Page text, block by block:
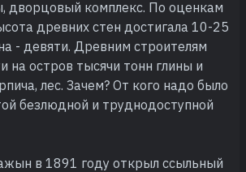
дворцовый комплекс. По оценкам
древних стен достигала 10-25
- девяти. Древним строителям
на остров тысячи тонн глины и
лес. Зачем? От кого надо было
безлюдной и труднодоступной
в 1891 году открыл ссыльный